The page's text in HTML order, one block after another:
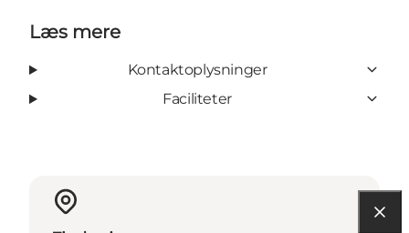
Læs mere
Kontaktoplysninger
Faciliteter